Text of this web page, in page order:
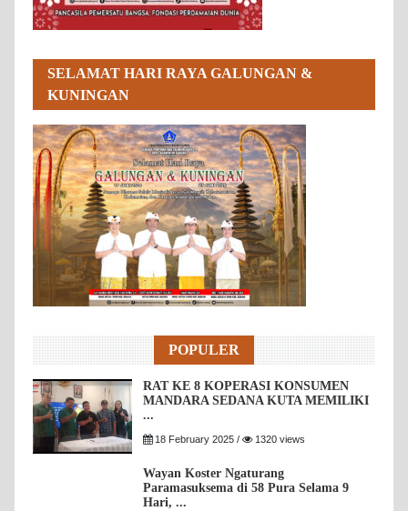
SELAMAT HARI RAYA GALUNGAN &
KUNINGAN
POPULER
RAT KE 8 KOPERASI KONSUMEN
MANDARA SEDANA KUTA MEMILIKI
...
18 February 2025 / 1320 views
Wayan Koster Ngaturang
Paramasuksema di 58 Pura Selama 9
Hari, ...